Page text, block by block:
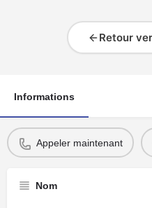
Retour
Informations
Appeler maintenant
Nom